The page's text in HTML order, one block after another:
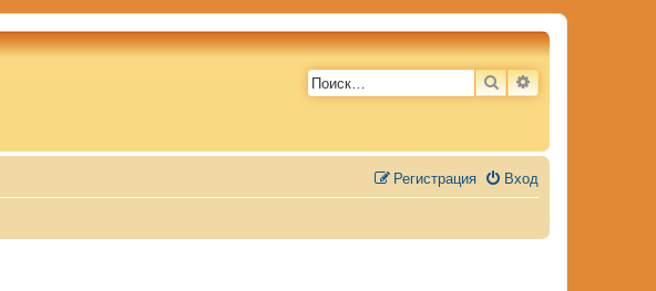
ПОИСКРАСШИРЕННЫЙ
Вход
Регистрация